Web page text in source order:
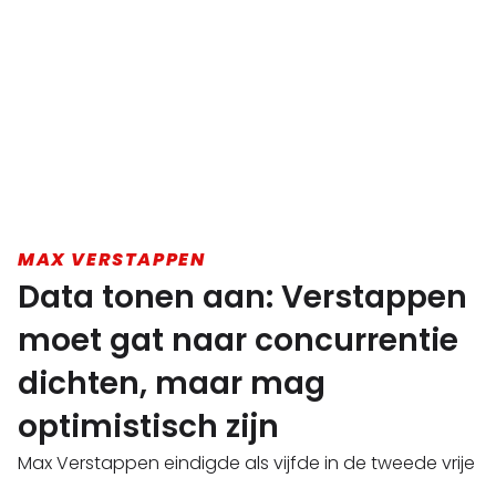
MAX VERSTAPPEN
Data tonen aan: Verstappen
moet gat naar concurrentie
dichten, maar mag
optimistisch zijn
Max Verstappen eindigde als vijfde in de tweede vrije